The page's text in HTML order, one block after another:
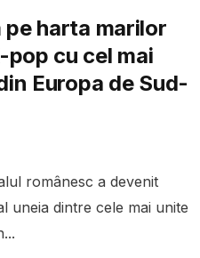
pe harta marilor
cu cel mai
Europa de Sud-
românesc a devenit
uneia dintre cele mai unite